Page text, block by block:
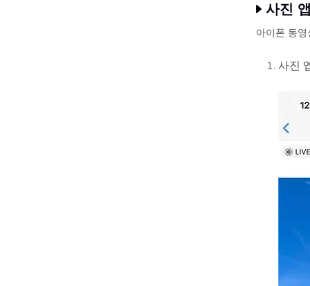
사진
아이폰 동
사진